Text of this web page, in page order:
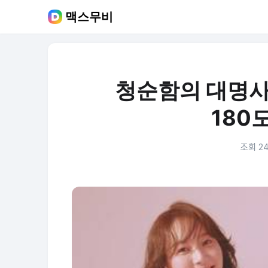
맥스무비
청순함의 대명
180
조회